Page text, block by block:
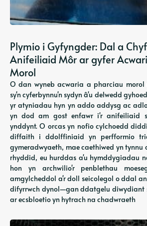
Plymio i Gyfyngder: Dal a
Anifeiliaid Môr ar gyfer
Morol
O dan wyneb acwaria a pharciau morol
sy'n cyferbynnu'n sydyn â'u delwedd
yr atyniadau hyn yn addo addysg ac
yn dod am gost enfawr i'r anifeiliaid
ynddynt. O orcas yn nofio cylchoedd
diffaith i ddolffiniaid yn perfformio
gymeradwyaeth, mae caethiwed yn tynnu
rhyddid, eu hurddas a'u hymddygiadau
hon yn archwilio'r penblethau
amgylcheddol a'r doll seicolegol o ddal
difyrrwch dynol—gan ddatgelu diwydiant
ar ecsbloetio yn hytrach na chadwraeth